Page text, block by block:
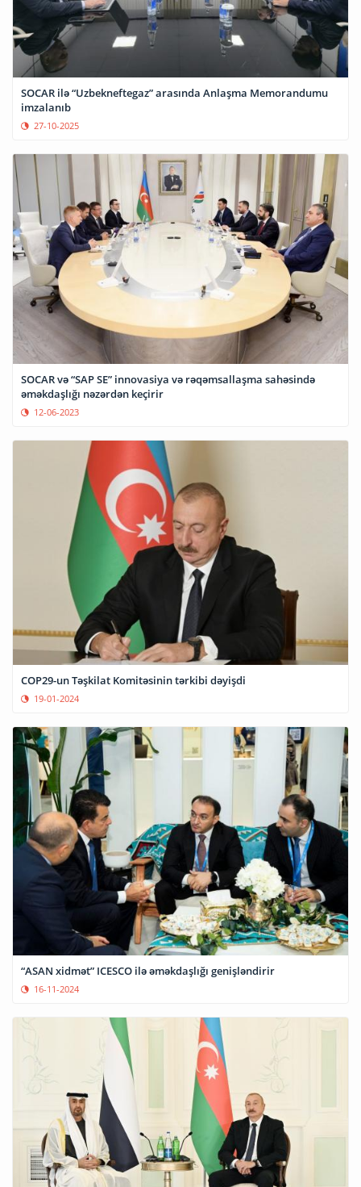
SOCAR ilə “Uzbekneftegaz” arasında Anlaşma Memorandumu
imzalanıb
27-10-2025
SOCAR və “SAP SE” innovasiya və rəqəmsallaşma sahəsində
əməkdaşlığı nəzərdən keçirir
12-06-2023
COP29-un Təşkilat Komitəsinin tərkibi dəyişdi
19-01-2024
“ASAN xidmət” ICESCO ilə əməkdaşlığı genişləndirir
16-11-2024